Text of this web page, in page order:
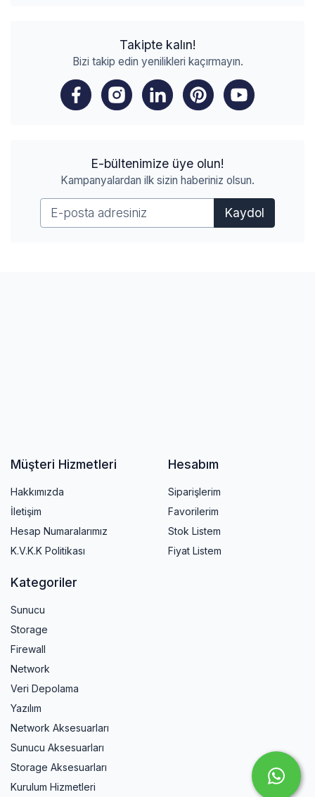
Takipte kalın!
Bizi takip edin yenilikleri kaçırmayın.
E-bültenimize üye olun!
Kampanyalardan ilk sizin haberiniz olsun.
Kaydol
Müşteri Hizmetleri
Hakkımızda
İletişim
Hesap Numaralarımız
K.V.K.K Politikası
Hesabım
Siparişlerim
Favorilerim
Stok Listem
Fiyat Listem
Kategoriler
Sunucu
Storage
Firewall
Network
Veri Depolama
Yazılım
Network Aksesuarları
Sunucu Aksesuarları
Storage Aksesuarları
Kurulum Hizmetleri